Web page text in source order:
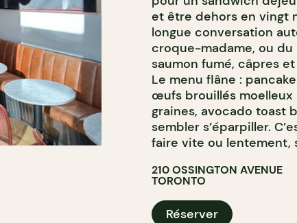
et être dehors en vingt
longue conversation
croque-madame, ou du
saumon fumé, câpres
Le menu flâne :
œufs brouillés moelleux
graines, avocado toast
sembler s’éparpiller.
faire vite ou lentement,
210 OSSINGTON AVENUE
TORONTO
Réserver